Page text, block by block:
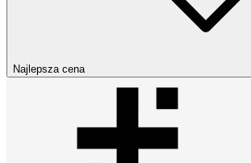
Najlepsza cena